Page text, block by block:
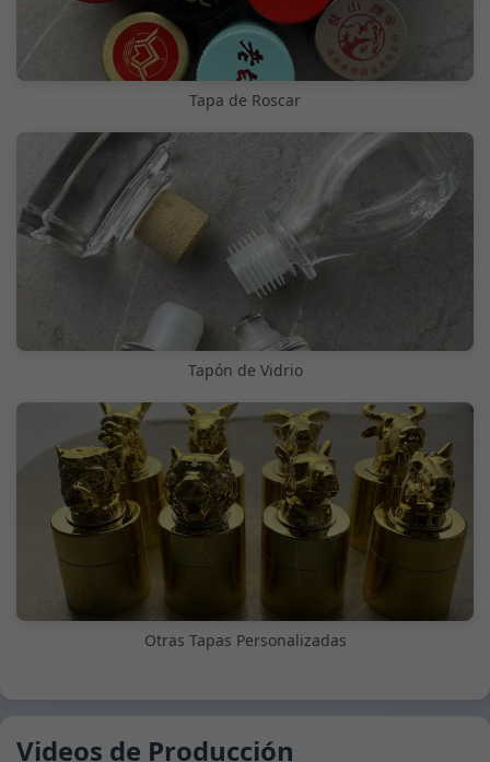
Tapa de Roscar
Tapón de Vidrio
Otras Tapas Personalizadas
Videos de Producción